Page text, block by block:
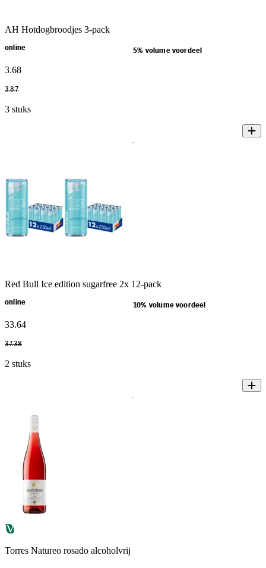
AH Hotdogbroodjes 3-pack
online 5% volume voordeel
3.68
3.87
3 stuks
Red Bull Ice edition sugarfree 2x 12-pack
online 10% volume voordeel
33.64
37.38
2 stuks
Torres Natureo rosado alcoholvrij